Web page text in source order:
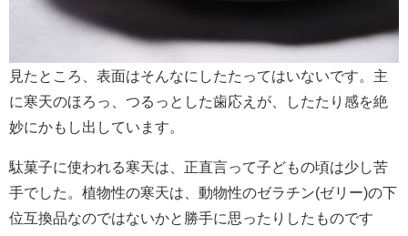
見たところ、表面はそんなにしたたってはいないです。主
に寒天のほろっ、つるっとした歯応えが、したたり感を絶
妙にかもし出しています。
駄菓子に使われる寒天は、正直言って子どもの頃は少し苦
手でした。植物性の寒天は、動物性のゼラチン(ゼリー)の下
位互換品なのではないかと勝手に思ったりしたものです